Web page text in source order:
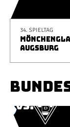
34. SPIELTAG
AUGSBURG